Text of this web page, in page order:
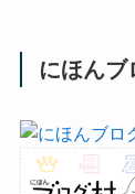
にほんブ